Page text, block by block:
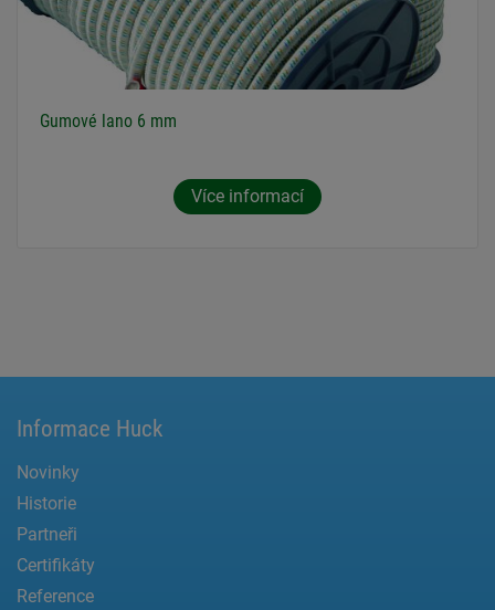
Gumové lano 6 mm
Více informací
Informace Huck
Novinky
Historie
Partneři
Certifikáty
Reference